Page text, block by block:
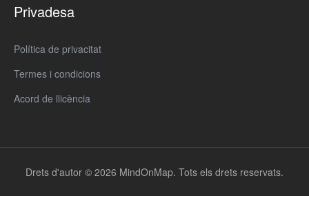
Privadesa
Política de privacitat
Termes i condicions
Acord de llicència
Drets d'autor © 2026 MindOnMap. Tots els drets reservats.